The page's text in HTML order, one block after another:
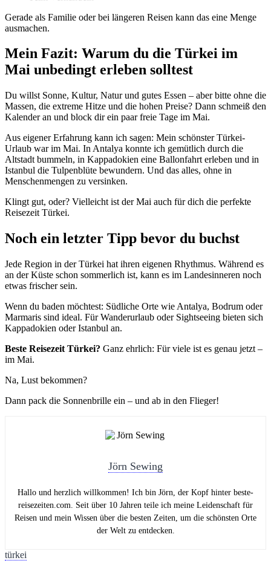
Gerade als Familie oder bei längeren Reisen kann das eine Menge
ausmachen.
Mein Fazit: Warum du die Türkei im
Mai unbedingt erleben solltest
Du willst Sonne, Kultur, Natur und gutes Essen – aber bitte ohne die
Massen, die extreme Hitze und die hohen Preise? Dann schmeiß den
Kalender an und block dir ein paar freie Tage im Mai.
Aus eigener Erfahrung kann ich sagen: Mein schönster Türkei-
Urlaub war im Mai. In Antalya konnte ich gemütlich durch die
Altstadt bummeln, in Kappadokien eine Ballonfahrt erleben und in
Istanbul die Tulpenblüte bewundern. Und das alles, ohne in
Menschenmengen zu versinken.
Klingt gut, oder? Vielleicht ist der Mai auch für dich die perfekte
Reisezeit Türkei.
Noch ein letzter Tipp bevor du buchst
Jede Region in der Türkei hat ihren eigenen Rhythmus. Während es
an der Küste schon sommerlich ist, kann es im Landesinneren noch
etwas frischer sein.
Wenn du baden möchtest: Südliche Orte wie Antalya, Bodrum oder
Marmaris sind ideal. Für Wanderurlaub oder Sightseeing bieten sich
Kappadokien oder Istanbul an.
Beste Reisezeit Türkei? Ganz ehrlich: Für viele ist es genau jetzt –
im Mai.
Na, Lust bekommen?
Dann pack die Sonnenbrille ein – und ab in den Flieger!
Jörn Sewing
Hallo und herzlich willkommen! Ich bin Jörn, der Kopf hinter beste-
reisezeiten.com. Seit über 10 Jahren teile ich meine Leidenschaft für
Reisen und mein Wissen über die besten Zeiten, um die schönsten Orte
der Welt zu entdecken.
Tags:
türkei